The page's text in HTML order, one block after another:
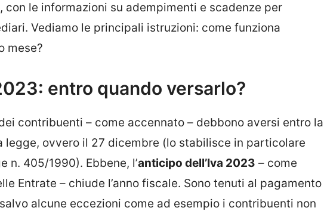
, con le informazioni su adempimenti e scadenze per
Vediamo le principali istruzioni: come funziona
mese?
entro quando versarlo?
contribuenti – come accennato – debbono aversi entro la
legge, ovvero il 27 dicembre (lo stabilisce in particolare
n. 405/1990). Ebbene, l’anticipo dell’Iva 2023 – come
Entrate – chiude l’anno fiscale. Sono tenuti al pagamento
alcune eccezioni come ad esempio i contribuenti non